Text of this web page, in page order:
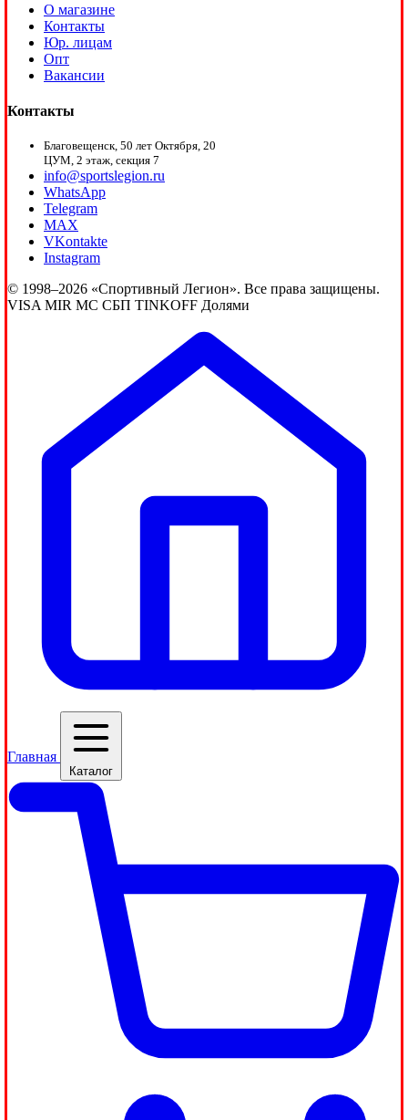
О магазине
Контакты
Юр. лицам
Опт
Вакансии
Контакты
Благовещенск, 50 лет Октября, 20
ЦУМ, 2 этаж, секция 7
info@sportslegion.ru
WhatsApp
Telegram
MAX
VKontakte
Instagram
© 1998–2026 «Спортивный Легион». Все права защищены.
VISA MIR MC СБП TINKOFF Долями
Главная
Каталог